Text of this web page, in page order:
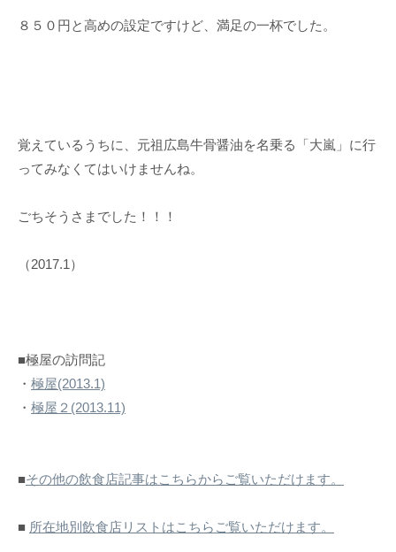
８５０円と高めの設定ですけど、満足の一杯でした。
覚えているうちに、元祖広島牛骨醤油を名乗る「大嵐」に行
ってみなくてはいけませんね。
ごちそうさまでした！！！
（2017.1）
■極屋の訪問記
・ 極屋(2013.1)
・ 極屋２(2013.11)
■その他の飲食店記事はこちらからご覧いただけます。
■ 所在地別飲食店リストはこちらご覧いただけます。